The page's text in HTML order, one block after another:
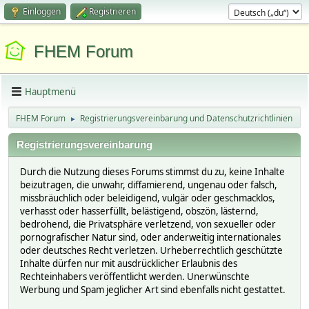
Einloggen Registrieren
FHEM Forum
Hauptmenü
FHEM Forum ► Registrierungsvereinbarung und Datenschutzrichtlinien
Registrierungsvereinbarung
Durch die Nutzung dieses Forums stimmst du zu, keine Inhalte
beizutragen, die unwahr, diffamierend, ungenau oder falsch,
missbräuchlich oder beleidigend, vulgär oder geschmacklos,
verhasst oder hasserfüllt, belästigend, obszön, lästernd,
bedrohend, die Privatsphäre verletzend, von sexueller oder
pornografischer Natur sind, oder anderweitig internationales
oder deutsches Recht verletzen. Urheberrechtlich geschützte
Inhalte dürfen nur mit ausdrücklicher Erlaubnis des
Rechteinhabers veröffentlicht werden. Unerwünschte
Werbung und Spam jeglicher Art sind ebenfalls nicht gestattet.